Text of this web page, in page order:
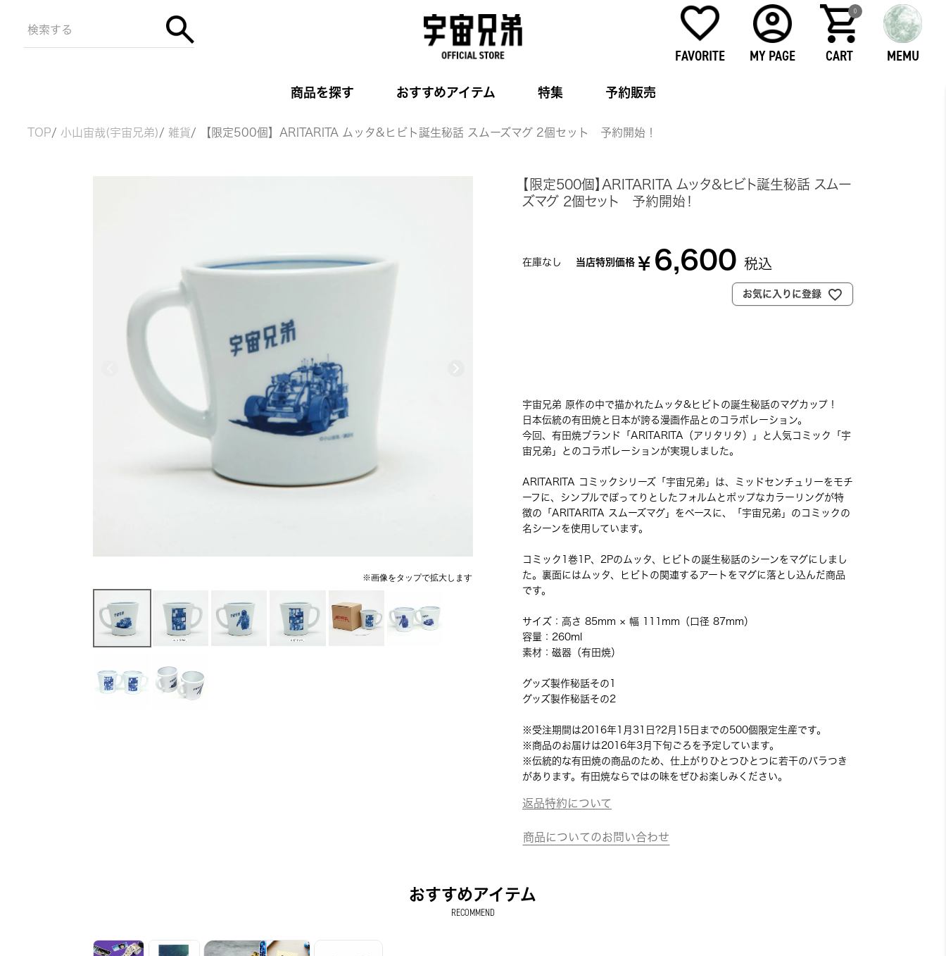
FAVORITE MY PAGE CART
0
MEMU
商品を探す おすすめアイテム 特集 予約販売
TOP 小山宙哉(宇宙兄弟) 雑貨 【限定500個】ARITARITA ムッタ&ヒビト誕生秘話 スムーズマグ 2個セット 予約開始！
【限定500個】ARITARITA ムッタ&ヒビト誕生秘話 スムー
ズマグ 2個セット 予約開始！
在庫なし 当店特別価格 ¥ 6,600 税込
お気に入りに登録
宇宙兄弟 原作の中で描かれたムッタ&ヒビトの誕生秘話のマグカップ！
日本伝統の有田焼と日本が誇る漫画作品とのコラボレーション。
今回、有田焼ブランド「ARITARITA（アリタリタ）」と人気コミック「宇
宙兄弟」とのコラボレーションが実現しました。
ARITARITA コミックシリーズ「宇宙兄弟」は、ミッドセンチュリーをモチ
ーフに、シンプルでぽってりとしたフォルムとポップなカラーリングが特
徴の「ARITARITA スムーズマグ」をベースに、「宇宙兄弟」のコミックの
名シーンを使用しています。
コミック1巻1P、2Pのムッタ、ヒビトの誕生秘話のシーンをマグにしまし
た。裏面にはムッタ、ヒビトの関連するアートをマグに落とし込んだ商品
です。
サイズ：高さ 85mm × 幅 111mm（口径 87mm）
容量：260ml
素材：磁器（有田焼）
グッズ製作秘話その1
グッズ製作秘話その2
※受注期間は2016年1月31日?2月15日までの500個限定生産です。
※商品のお届けは2016年3月下旬ごろを予定しています。
※伝統的な有田焼の商品のため、仕上がりひとつひとつに若干のバラつき
があります。有田焼ならではの味をぜひお楽しみください。
返品特約について
商品についてのお問い合わせ
おすすめアイテム
RECOMMEND